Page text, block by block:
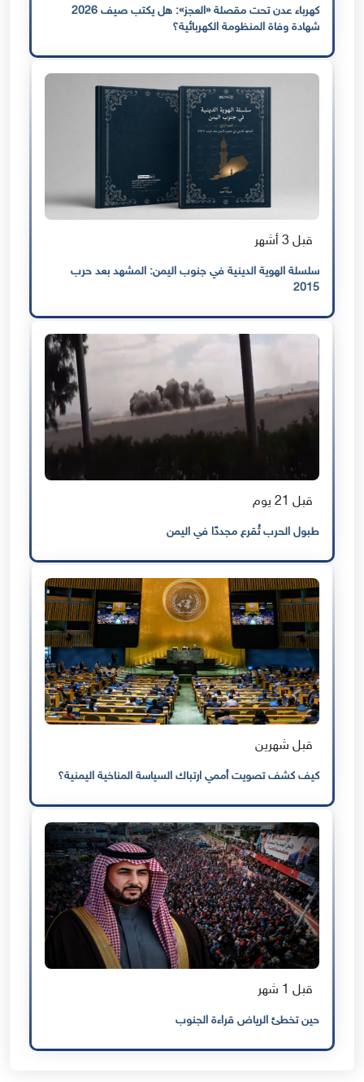
كهرباء عدن تحت مقصلة «العجز»: هل يكتب صيف 2026
شهادة وفاة المنظومة الكهربائية؟
قبل 3 أشهر
سلسلة الهوية الدينية في جنوب اليمن: المشهد بعد حرب
2015
قبل 21 يوم
طبول الحرب تُقرع مجددًا في اليمن
قبل شهرين
كيف كشف تصويت أممي ارتباك السياسة المناخية اليمنية؟
قبل 1 شهر
حين تخطئ الرياض قراءة الجنوب